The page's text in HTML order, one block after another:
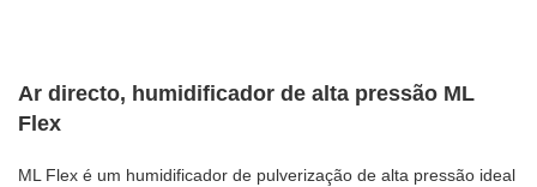
Ar directo, humidificador de alta pressão ML
Flex
ML Flex é um humidificador de pulverização de alta pressão ideal